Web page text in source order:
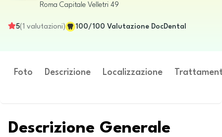
Roma Capitale Velletri 49
5(1 valutazioni) 100/100 Valutazione DocDental
Foto Descrizione Localizzazione
Descrizione Generale